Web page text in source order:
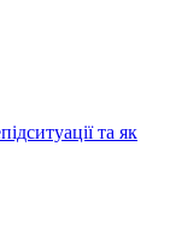
та як